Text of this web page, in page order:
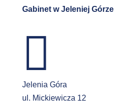
Gabinet w Jeleniej Górze

Jelenia Góra
ul. Mickiewicza 12